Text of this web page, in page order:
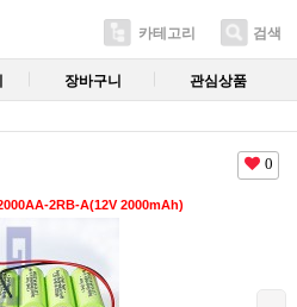
카테고리 검색
장바구니 관심상품
0
2RB-A(12V 2000mAh)